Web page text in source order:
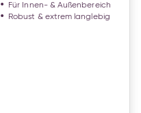
Für Innen- & Außenbereich
Robust & extrem langlebig